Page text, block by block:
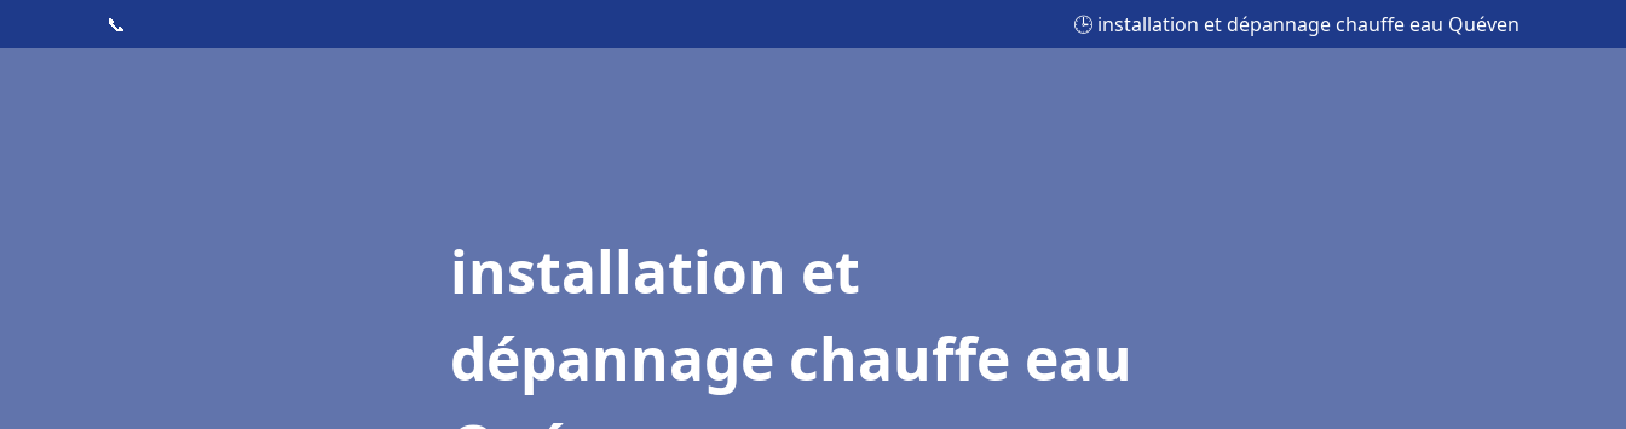
📞 🕒 installation et dépannage chauffe eau Quéven
installation et
dépannage chauffe eau